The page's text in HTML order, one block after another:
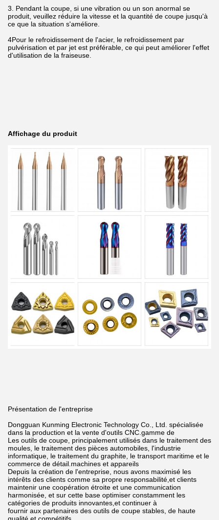
3. Pendant la coupe, si une vibration ou un son anormal se
produit, veuillez réduire la vitesse et la quantité de coupe jusqu'à
ce que la situation s'améliore.
4Pour le refroidissement de l'acier, le refroidissement par
pulvérisation et par jet est préférable, ce qui peut améliorer l'effet
d'utilisation de la fraiseuse.
Affichage du produit
Présentation de l'entreprise
Dongguan Kunming Electronic Technology Co., Ltd. spécialisée
dans la production et la vente d'outils CNC. gamme de
Les outils de coupe, principalement utilisés dans le traitement des
moules, le traitement des pièces automobiles, l'industrie
informatique, le traitement du graphite, le transport maritime et le
commerce de détail. machines et appareils
Depuis la création de l'entreprise, nous avons maximisé les
intérêts des clients comme sa propre responsabilité, et clients
maintenir une coopération étroite et une communication
harmonisée, et sur cette base optimiser constamment les
catégories de produits innovantes, et continuer à
fournir aux partenaires des outils de coupe stables, de haute
qualité et compétitifs.